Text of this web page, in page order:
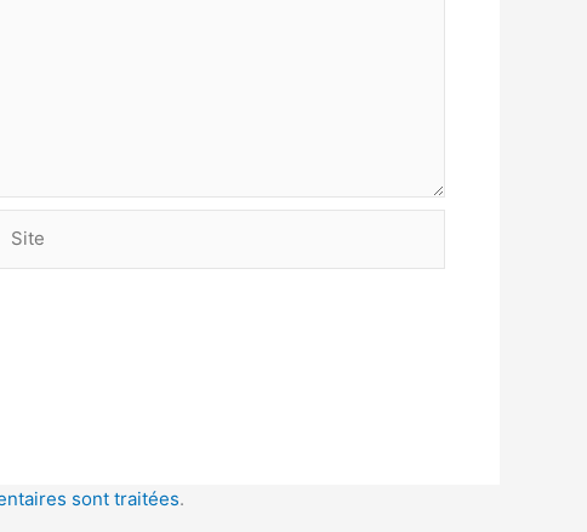
sont traitées.